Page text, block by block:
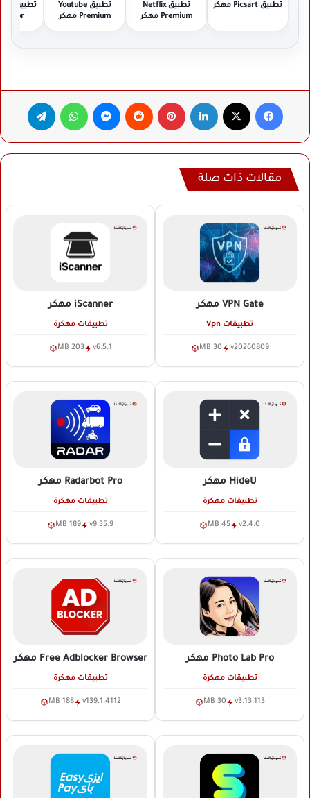
تطبيق Picsart مهكر
تطبيق Netflix
Premium مهكر
تطبيق Youtube
Premium مهكر
Editor مهكر
فيسبوك لينكدإن بينتيريست ماسنجر واتساب
مقالات ذات صلة
VPN Gate مهكر
تطبيقات Vpn
v20260809
30 MB
iScanner مهكر
تطبيقات مهكرة
v6.5.1
203 MB
HideU مهكر
تطبيقات مهكرة
v2.4.0
45 MB
Radarbot Pro مهكر
تطبيقات مهكرة
v9.35.9
189 MB
Photo Lab Pro مهكر
تطبيقات مهكرة
v3.13.113
30 MB
Free Adblocker Browser مهكر
تطبيقات مهكرة
v139.1.4112
188 MB